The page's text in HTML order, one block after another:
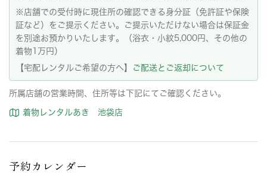
※店舗での受付時に現住所の確認できる身分証（免許証や保険
証など）をご提示ください。ご提示いただけない場合は保証金
を別途お預かりいたします。（浴衣・小紋5,000円、その他の
着物1万円）
【宅配レンタルご希望の方へ】
ご配送とご返却について
所属店舗の営業時間、住所等は下記にてご確認ください。
着物レンタルあき 池袋店
予約カレンダー